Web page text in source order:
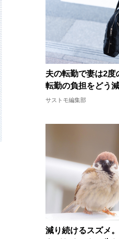
夫の転勤で妻は2度
転勤の負担をどう
サストモ編集部
減り続けるスズメ